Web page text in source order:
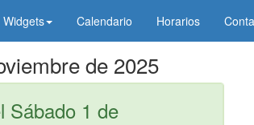
Widgets Calendario Horarios
de 2025
Sábado 1 de